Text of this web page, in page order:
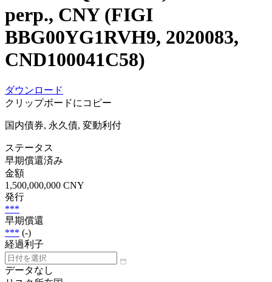
perp., CNY (FIGI
BBG00YG1RVH9, 2020083,
CND100041C58)
ダウンロード
クリップボードにコピー
国内債券, 永久債, 変動利付
ステータス
早期償還済み
金額
1,500,000,000 CNY
発行
***
早期償還
*** (-)
経過利子
データなし